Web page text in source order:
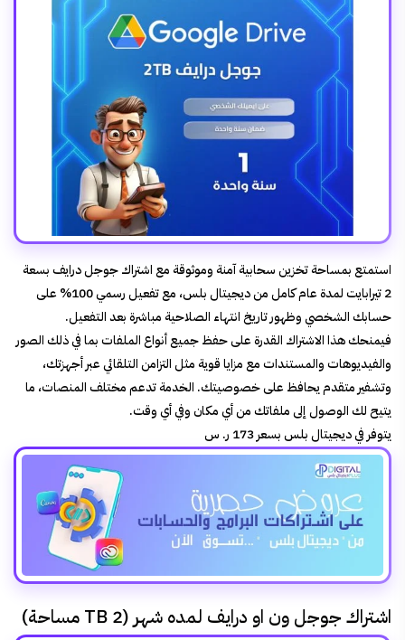
استمتع بمساحة تخزين سحابية آمنة وموثوقة مع اشتراك جوجل درايف بسعة
2 تيرابايت لمدة عام كامل من ديجيتال بلس، مع تفعيل رسمي 100% على
حسابك الشخصي وظهور تاريخ انتهاء الصلاحية مباشرة بعد التفعيل.
فيمنحك هذا الاشتراك القدرة على حفظ جميع أنواع الملفات بما في ذلك الصور
والفيديوهات والمستندات مع مزايا قوية مثل التزامن التلقائي عبر أجهزتك،
وتشفير متقدم يحافظ على خصوصيتك. الخدمة تدعم مختلف المنصات، ما
يتيح لك الوصول إلى ملفاتك من أي مكان وفي أي وقت.
يتوفر في ديجيتال بلس بسعر 173 ر. س
اشتراك جوجل ون او درايف لمده شهر (2 TB مساحة)